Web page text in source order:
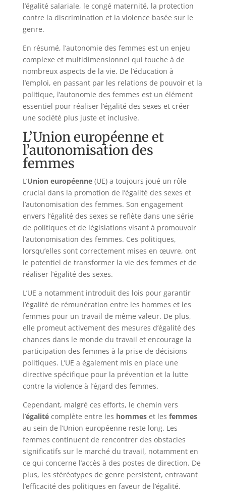
l’égalité salariale, le congé maternité, la protection
contre la discrimination et la violence basée sur le
genre.
En résumé, l’autonomie des femmes est un enjeu
complexe et multidimensionnel qui touche à de
nombreux aspects de la vie. De l’éducation à
l’emploi, en passant par les relations de pouvoir et la
politique, l’autonomie des femmes est un élément
essentiel pour réaliser l’égalité des sexes et créer
une société plus juste et inclusive.
L’Union européenne et
l’autonomisation des
femmes
L’Union européenne(UE) a toujours joué un rôle
crucial dans la promotion de l’égalité des sexes et
l’autonomisation des femmes. Son engagement
envers l’égalité des sexes se reflète dans une série
de politiques et de législations visant à promouvoir
l’autonomisation des femmes. Ces politiques,
lorsqu’elles sont correctement mises en œuvre, ont
le potentiel de transformer la vie des femmes et de
réaliser l’égalité des sexes.
L’UE a notamment introduit des lois pour garantir
l’égalité de rémunération entre les hommes et les
femmes pour un travail de même valeur. De plus,
elle promeut activement des mesures d’égalité des
chances dans le monde du travail et encourage la
participation des femmes à la prise de décisions
politiques. L’UE a également mis en place une
directive spécifique pour la prévention et la lutte
contre la violence à l’égard des femmes.
Cependant, malgré ces efforts, le chemin vers
l’égalitécomplète entre les hommeset les femmes
au sein de l’Union européenne reste long. Les
femmes continuent de rencontrer des obstacles
significatifs sur le marché du travail, notamment en
ce qui concerne l’accès à des postes de direction. De
plus, les stéréotypes de genre persistent, entravant
l’efficacité des politiques en faveur de l’égalité.